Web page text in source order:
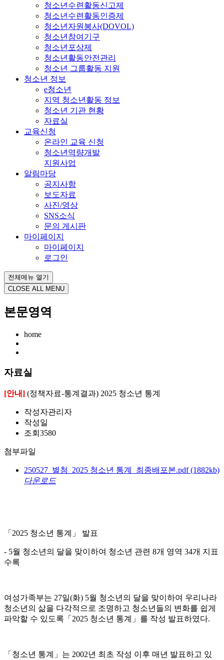
청소년수련활동신고제
청소년수련활동인증제
청소년자원봉사(DOVOL)
청소년참여기구
청소년포상제
청소년활동안전관리
청소년 그룹활동 지원
청소년 정보
e청소년
지역 청소년활동 정보
청소년 기관 현황
자료실
교육신청
온라인 교육 신청
청소년역량개발
지원사업
알림마당
공지사항
보도자료
사진/영상
SNS소식
문의 게시판
마이페이지
마이페이지
로그인
전체메뉴 열기
CLOSE ALL MENU
본문영역
home
자료실
[안내] (정책자료-통계결과) 2025 청소년 통계
작성자관리자
작성일
조회 3580
첨부파일
250527_별첨_2025 청소년 통계_최종배포본.pdf (1882kb)
다운로드
「2025 청소년 통계」 발표
- 5월 청소년의 달을 맞이하여 청소년 관련 8개 영역 34개 지표
수록
여성가족부는 27일(화) 5월 청소년의 달을 맞이하여 우리나라
청소년의 삶을 다각적으로 조명하고 청소년들의 변화를 쉽게
파악할 수 있도록「2025 청소년 통계」를 작성 발표하였다.
「청소년 통계」는 2002년 최초 작성 이후 매년 발표하고 있